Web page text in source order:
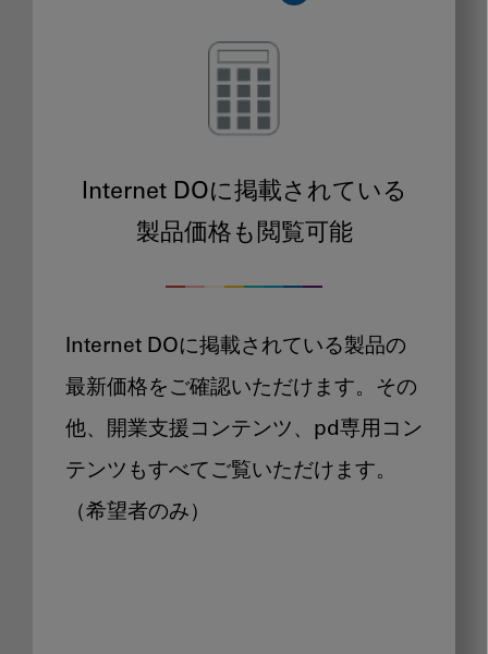
Internet DOに掲載されている
製品価格も閲覧可能
Internet DOに掲載されている製品の
最新価格をご確認いただけます。その
他、開業支援コンテンツ、pd専用コン
テンツもすべてご覧いただけます。
（希望者のみ）